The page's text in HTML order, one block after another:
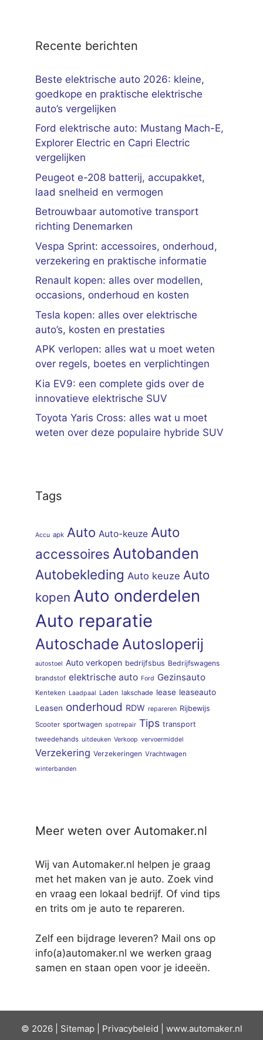
Recente berichten
Beste elektrische auto 2026: kleine,
goedkope en praktische elektrische
auto’s vergelijken
Ford elektrische auto: Mustang Mach-E,
Explorer Electric en Capri Electric
vergelijken
Peugeot e-208 batterij, accupakket,
laad snelheid en vermogen
Betrouwbaar automotive transport
richting Denemarken
Vespa Sprint: accessoires, onderhoud,
verzekering en praktische informatie
Renault kopen: alles over modellen,
occasions, onderhoud en kosten
Tesla kopen: alles over elektrische
auto’s, kosten en prestaties
APK verlopen: alles wat u moet weten
over regels, boetes en verplichtingen
Kia EV9: een complete gids over de
innovatieve elektrische SUV
Toyota Yaris Cross: alles wat u moet
weten over deze populaire hybride SUV
Tags
Accu apk Auto Auto-keuze Auto
accessoires Autobanden
Autobekleding Auto keuze Auto
kopen Auto onderdelen
Auto reparatie
Autoschade Autosloperij
autostoel Auto verkopen bedrijfsbus Bedrijfswagens
brandstof elektrische auto Ford Gezinsauto
Kenteken Laadpaal Laden lakschade lease leaseauto
Leasen onderhoud RDW repareren Rijbewijs
Scooter sportwagen spotrepair Tips transport
tweedehands uitdeuken Verkoop vervoermiddel
Verzekering Verzekeringen Vrachtwagen
winterbanden
Meer weten over Automaker.nl
Wij van Automaker.nl helpen je graag
met het maken van je auto. Zoek vind
en vraag een lokaal bedrijf. Of vind tips
en trits om je auto te repareren.
Zelf een bijdrage leveren? Mail ons op
info(a)automaker.nl we werken graag
samen en staan open voor je ideeën.
© 2026 | Sitemap| Privacybeleid www.automaker.nl